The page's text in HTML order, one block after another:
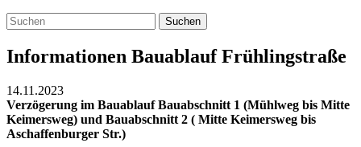
Suchen
Informationen Bauablauf Frühlingstraße
14.11.2023
Verzögerung im Bauablauf Bauabschnitt 1 (Mühlweg bis Mitte
Keimersweg) und Bauabschnitt 2 ( Mitte Keimersweg bis
Aschaffenburger Str.)